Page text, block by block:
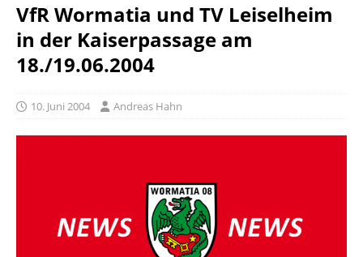
VfR Wormatia und TV Leiselheim
in der Kaiserpassage am
18./19.06.2004
10. Juni 2004 Andreas Hahn